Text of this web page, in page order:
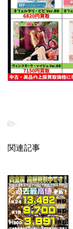
-
関連記事